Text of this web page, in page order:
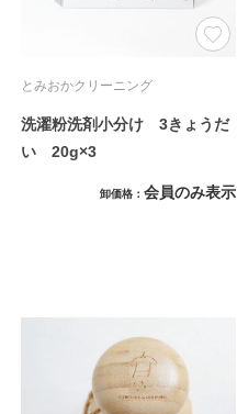
とみおかクリーニング
洗濯粉洗剤小分け 3きょうだ
い 20g×3
卸価格 会員のみ表示